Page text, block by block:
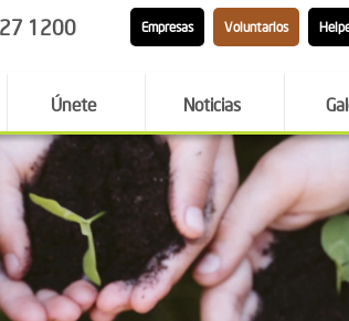
1200 Empresas Voluntarios
Únete Noticias